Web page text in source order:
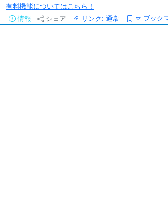
有料機能についてはこちら！
情報
シェア リンク: 通常 ブック